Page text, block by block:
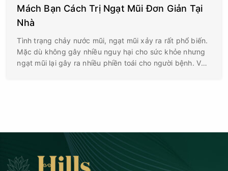
Mách Bạn Cách Trị Ngạt Mũi Đơn Giản Tại
Nhà
Tình trạng chảy nước mũi, ngạt mũi xảy ra rất phổ biến.
Mặc dù không gây nhiều nguy hại cho sức khỏe nhưng
ngạt mũi lại gây ra nhiều phiền toái cho người bệnh. Vậy